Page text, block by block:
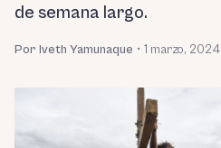
de semana largo.
Por Iveth Yamunaque • 1 marzo, 2024